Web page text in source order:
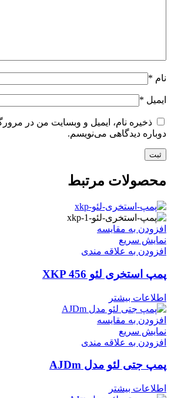
نام *
ایمیل *
ذخیره نام، ایمیل و وبسایت من در
دوباره دیدگاهی می‌نویسم.
محصولات مرتبط
افزودن به مقایسه
نمایش سریع
افزودن به علاقه مندی
پمپ استخری لئو XKP 456
اطلاعات بیشتر
افزودن به مقایسه
نمایش سریع
افزودن به علاقه مندی
پمپ جتی لئو مدل AJDm
اطلاعات بیشتر